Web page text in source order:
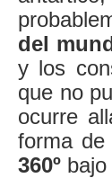
del
y los
que no
ocurre
forma
360º bajo